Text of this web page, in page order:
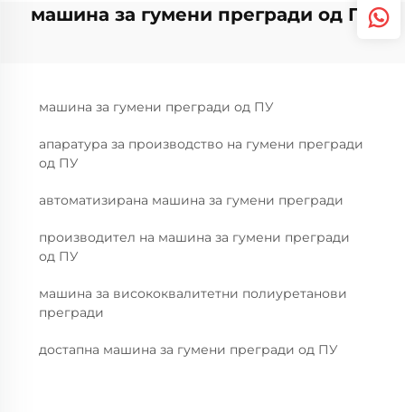
машина за гумени прегради од ПУ
машина за гумени прегради од ПУ
апаратура за производство на гумени прегради
од ПУ
автоматизирана машина за гумени прегради
производител на машина за гумени прегради
од ПУ
машина за висококвалитетни полиуретанови
прегради
достапна машина за гумени прегради од ПУ